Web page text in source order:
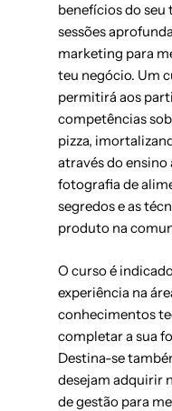
benefícios do seu
sessões
marketing para
teu negócio. Um
permitirá aos
competências
pizza,
através do
fotografia de
segredos e as
produto na
O curso é
experiência na
conhecimentos
completar a sua
Destina-se
desejam adquirir
de gestão para